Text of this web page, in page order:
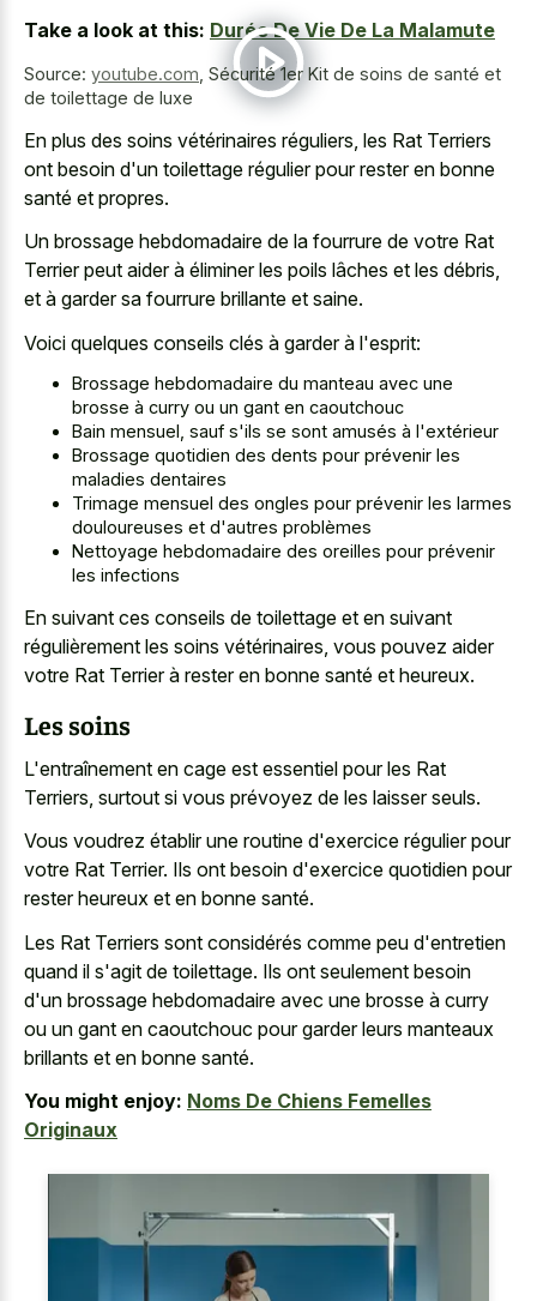
Take a look at this: Durée De Vie De La Malamute
Source: youtube.com Sécurité 1er Kit de soins de santé et
de toilettage de luxe
En plus des soins vétérinaires réguliers, les Rat Terriers
ont besoin d'un toilettage régulier pour rester en bonne
santé et propres.
Un brossage hebdomadaire de la fourrure de votre Rat
Terrier peut aider à éliminer les poils lâches et les débris,
et à garder sa fourrure brillante et saine.
Voici quelques conseils clés à garder à l'esprit:
Brossage hebdomadaire du manteau avec une
brosse à curry ou un gant en caoutchouc
Bain mensuel, sauf s'ils se sont amusés à l'extérieur
Brossage quotidien des dents pour prévenir les
maladies dentaires
Trimage mensuel des ongles pour prévenir les larmes
douloureuses et d'autres problèmes
Nettoyage hebdomadaire des oreilles pour prévenir
les infections
En suivant ces conseils de toilettage et en suivant
régulièrement les soins vétérinaires, vous pouvez aider
votre Rat Terrier à rester en bonne santé et heureux.
Les soins
L'entraînement en cage est essentiel pour les Rat
Terriers, surtout si vous prévoyez de les laisser seuls.
Vous voudrez établir une routine d'exercice régulier pour
votre Rat Terrier. Ils ont besoin d'exercice quotidien pour
rester heureux et en bonne santé.
Les Rat Terriers sont considérés comme peu d'entretien
quand il s'agit de toilettage. Ils ont seulement besoin
d'un brossage hebdomadaire avec une brosse à curry
ou un gant en caoutchouc pour garder leurs manteaux
brillants et en bonne santé.
You might enjoy: Noms De Chiens Femelles
Originaux